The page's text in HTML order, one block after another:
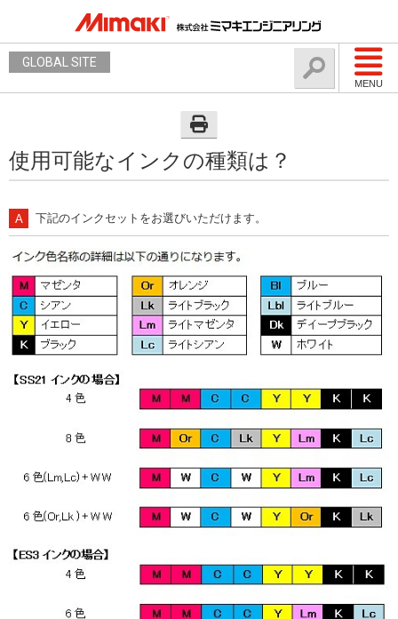
MENU
GLOBAL SITE
使用可能なインクの種類は？
下記のインクセットをお選びいただけます。